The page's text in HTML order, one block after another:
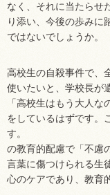
なく、それに当たらせ
り添い、今後の歩みに
ではないでしょうか。
高校生の自殺事件で、
使いたいと、学校長が
「高校生はもう大人
をしているはずです。
す。 「自殺
の教育的配慮で「不慮
言葉に傷つけられる生
心のケアであり、教育